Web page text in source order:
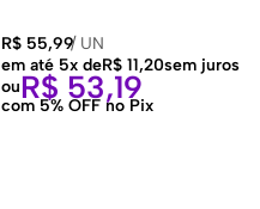
R$55,99/UN
em até 5x deR$11,20sem juros
ouR$ 53,19
com 5% OFF no Pix